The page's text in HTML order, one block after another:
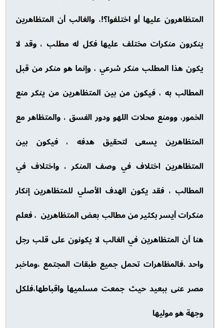
المتظاهرون عليها أو اختلفوا؟!، والغالب أن المتظاهرين
ينكرون منكرات مختلف عليها فكل له مطلب ، وقد لا
يكون هذا المطلب منكر شرعي ، وإنما هو منكر من قبل
المطالب به ، فيكون من بين المتظاهرين من ينكر منع
الخمور، وومنع محلات اللهو ودور الفسق ، والمتظاهر مع
المتظاهرين يسعى لتحقيق هدفه ، فيكون بين
المتظاهرين اختلاف في وصف المنكر ، واختلاف في
المطالب ، فقد يكون الهدف الأصلي للمتظاهرين إنكار
منكرات أيسر بكثير من مطالب بعض المتظاهرين ، فعلم
هنا أن المتظاهرين في الغالب لا يكونون على قلب رجل
واحد .فالمظاهرات تحمل جميع طبقات المجتمع ،وماخبر
مصر عنى ببعيد حيث جمعت مسلميها واقباطها،فلكل
وجهة هو موليها